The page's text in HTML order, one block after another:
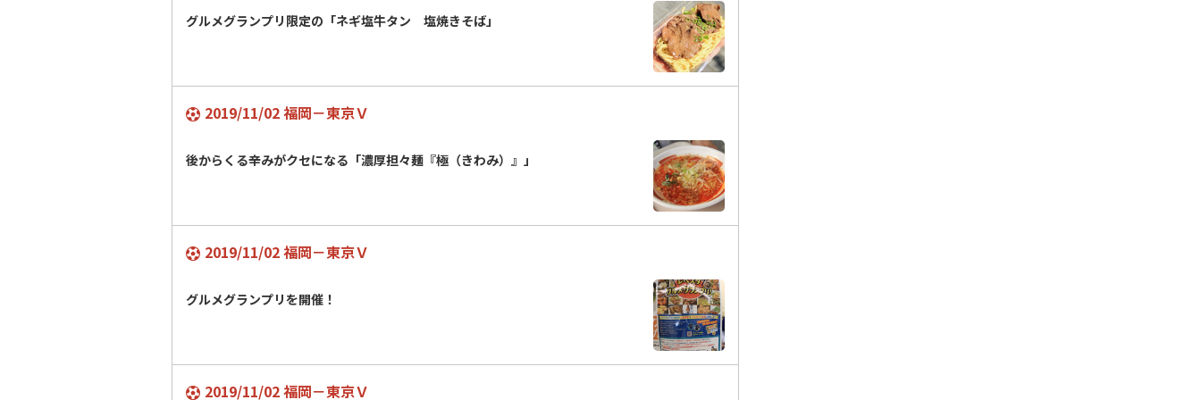
グルメグランプリ限定の「ネギ塩牛タン 塩焼きそば」
2019/11/02 福岡－東京Ｖ
後からくる辛みがクセになる「濃厚担々麺『極（きわみ）』」
2019/11/02 福岡－東京Ｖ
グルメグランプリを開催！
2019/11/02 福岡－東京Ｖ